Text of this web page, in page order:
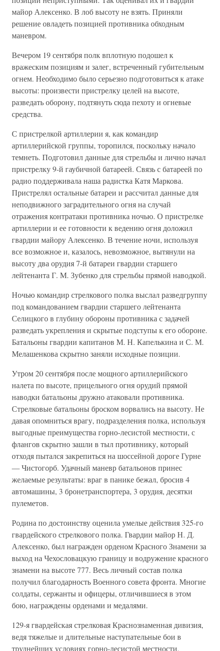
майор Алексенко. В лоб высоту не взять. Приняли
решение овла­деть позицией противника обходным
маневром.
Вечером 19 сентября полк вплотную подошел к
вражеским позици­ям и залег, встреченный губительным
огнем. Необходимо было серь­езно подготовиться к атаке
высоты: произвести пристрелку целей на высоте,
разведать оборону, подтянуть сюда пехоту и огневые
сред­ства.
С пристрелкой артиллерии я, как командир
артиллерийской груп­пы, торопился, поскольку начало
темнеть. Подготовил данные для стрельбы и лично начал
пристрелку 9-й гаубичной батареей. Связь с батареей по
радио поддерживала наша радистка Катя Маркова.
Пристрелял остальные батареи и рассчитал данные для
неподвижно­го заградительного огня на случай
отражения контратаки противни­ка ночью. О пристрелке
артиллерии и ее готовности к ведению огня доложил
гвардии майору Алексенко. В течение ночи, используя
все возможное и, казалось, невозможное, вытянули на
высоту два орудия 7-й батареи гвардии старшего
лейтенанта Г. М. Зубенко для стрельбы прямой наводкой.
Ночью командир стрелкового полка выслал разведгруппу
под ко­мандованием гвардии старшего лейтенанта
Селицкого в глубину обо­роны противника с задачей
разведать укрепления и скрытые подсту­пы к его обороне.
Батальоны гвардии капитанов М. Н. Капелькина и С. М.
Мелашенкова скрытно заняли исходные позиции.
Утром 20 сентября после мощного артиллерийского
налета по высо­те, прицельного огня орудий прямой
наводки батальоны дружно ата­ковали противника.
Стрелковые батальоны броском ворвались на вы­соту. Не
давая опомниться врагу, подразделения полка, используя
выгодные преимущества горно-лесистой местности, с
флангов скрыт­но зашли в тыл противнику, который
отходя пытался закрепиться на шоссейной дороге Гурне
— Чистогорб. Удачный маневр батальонов принес
желаемые результаты: враг в панике бежал, бросив 4
автома­шины, 3 бронетранспортера, 3 орудия, десятки
пулеметов.
Родина по достоинству оценила умелые действия 325-го
гвардей­ского стрелкового полка. Гвардии майор Н. Д.
Алексенко, был на­гражден орденом Красного Знамени за
выход на Чехословацкую гра­ницу и водружение красного
знамени на высоте 777. Весь личный состав полка
получил благодарность Военного совета фронта. Многие
солдаты, сержанты и офицеры, отличившиеся в этом
бою, награжде­ны орденами и медалями.
129-я гвардейская стрелковая Краснознаменная дивизия,
ведя тя­желые и длительные наступательные бои в
труднейших условиях горно-лесистой местности,